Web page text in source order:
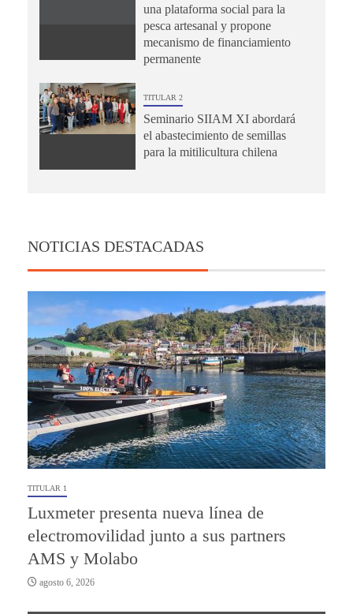
una plataforma social para la
pesca artesanal y propone
mecanismo de financiamiento
permanente
TITULAR 2
Seminario SIIAM XI abordará
el abastecimiento de semillas
para la mitilicultura chilena
NOTICIAS DESTACADAS
TITULAR 1
Luxmeter presenta nueva línea de
electromovilidad junto a sus partners
AMS y Molabo
agosto 6, 2026